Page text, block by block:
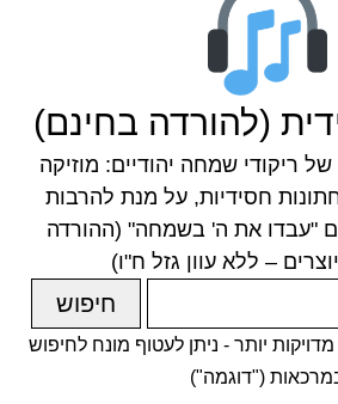
(להורדה בחינם)
ריקודי שמחה יהודיים: מוזיקה
חסידיות, על מנת להרבות
"עבדו את ה' בשמחה" (ההורדה
– ללא עוון גזל ח"ו)
יותר - ניתן לעטוף מונח לחיפוש
("דוגמה")